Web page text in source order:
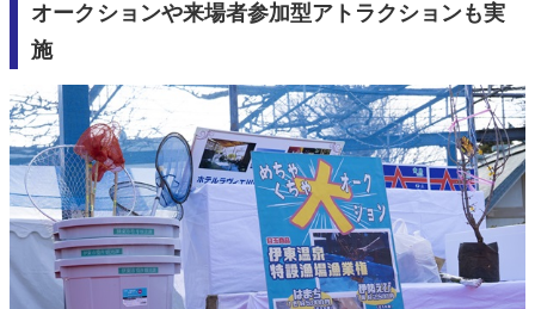
オークションや来場者参加型アトラクションも実
施